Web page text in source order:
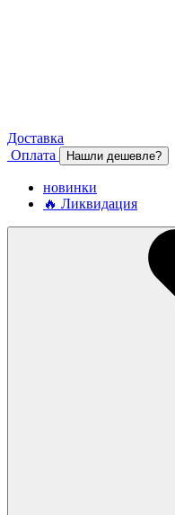
Доставка
Оплата
Нашли дешевле?
новинки
🔥 Ликвидация